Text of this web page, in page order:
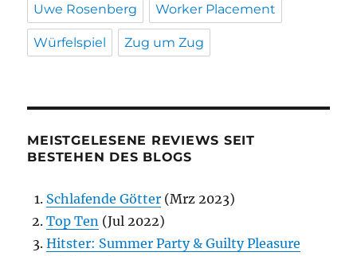
Uwe Rosenberg Worker Placement
Würfelspiel Zug um Zug
MEISTGELESENE REVIEWS SEIT
BESTEHEN DES BLOGS
Schlafende Götter (Mrz 2023)
Top Ten (Jul 2022)
Hitster: Summer Party & Guilty Pleasure